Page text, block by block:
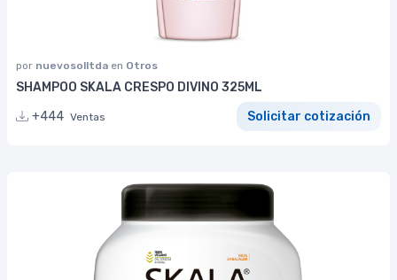
por nuevosolltda en Otros
SHAMPOO SKALA CRESPO DIVINO 325ML
+444 Ventas Solicitar cotización